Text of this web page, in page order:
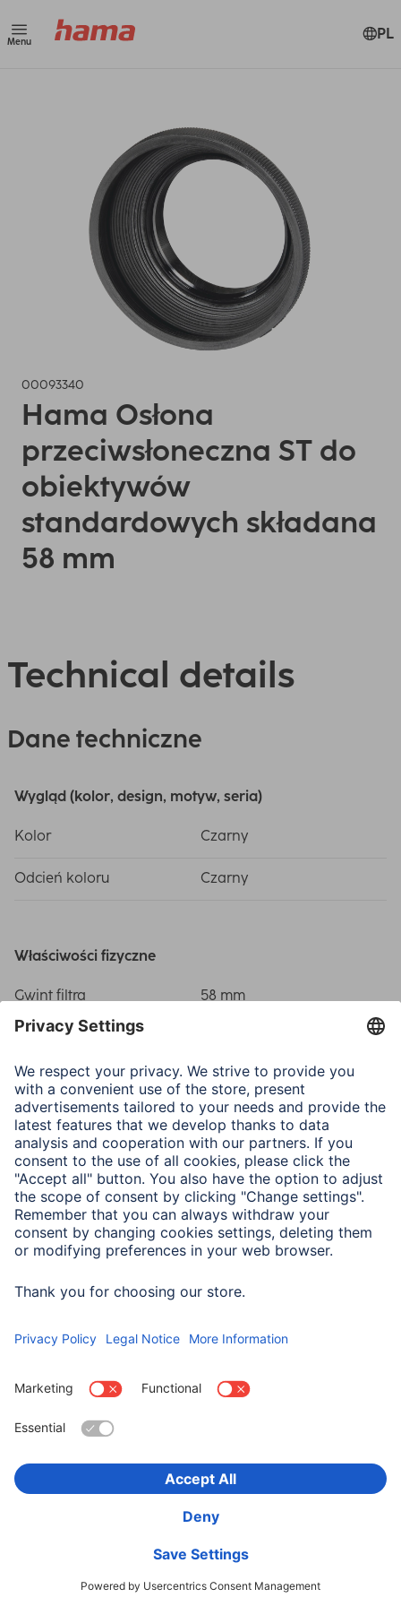
Menu PL
00093340
Hama Osłona
przeciwsłoneczna ST do
obiektywów
standardowych składana
58 mm
Technical details
Dane techniczne
Wygląd (kolor, design, motyw, seria)
Kolor Czarny
Odcień koloru Czarny
Właściwości fizyczne
Gwint filtra 58 mm
Materiał
Typ Standard
Zastosowanie
Mocowanie 58 mm
Pasuje do Uniwersalny
Wybierz kraj
Bezpieczeństwo i ochrona danych
Deklaracje zgodności
Deklaracja dostępności
Product Recalls